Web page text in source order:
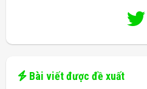
Bài viết được đề xuất